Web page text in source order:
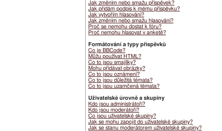
Jak změním nebo smažu příspěvek?
Jak přidám podpis k mému příspěvku?
Jak vytvořím hlasování?
Jak změním nebo smažu hlasování?
Proč se nemohu dostat k fóru?
Proč nemohu hlasovat v anketě?
Formátování a typy příspěvků
Co je BBCode?
Můžu používat HTML?
Co to jsou smajlíky?
Mohu přidávat obrázky?
Co to jsou oznámení?
Co to jsou důležitá témata?
Co to jsou uzamčená témata?
Uživatelské úrovně a skupiny
Kdo jsou administrátoři?
Kdo jsou moderátoři?
Co jsou uživatelské skupiny?
Jak se mohu zapojit do uživatelské skupiny?
Jak se stanu moderátorem uživatelské skupiny?